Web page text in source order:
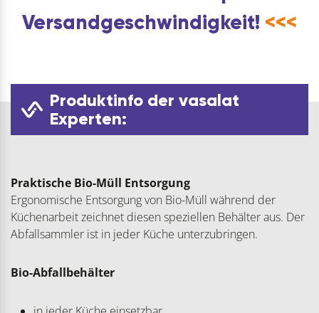
Versandgeschwindigkeit! <<<
Produktinfo der vasalat
Experten:
Praktische Bio-Müll Entsorgung
Ergonomische Entsorgung von Bio-Müll während der
Küchenarbeit zeichnet diesen speziellen Behälter aus. Der
Abfallsammler ist in jeder Küche unterzubringen.
Bio-Abfallbehälter